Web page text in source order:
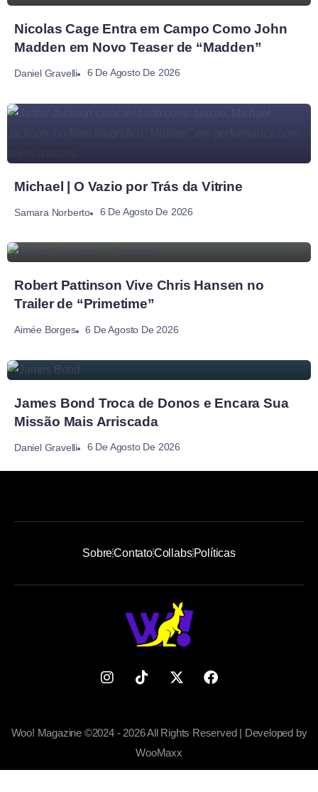
Nicolas Cage Entra em Campo Como John
Madden em Novo Teaser de “Madden”
Daniel Gravelli 6 De Agosto De 2026
Michael | O Vazio por Trás da Vitrine
Samara Norberto 6 De Agosto De 2026
Robert Pattinson Vive Chris Hansen no
Trailer de “Primetime”
Aimée Borges 6 De Agosto De 2026
James Bond Troca de Donos e Encara Sua
Missão Mais Arriscada
Daniel Gravelli 6 De Agosto De 2026
SobreContatoCollabsPolíticas
Woo! Magazine ©2024 - 2026 All Rights Reserved | Developed by
WooMaxx